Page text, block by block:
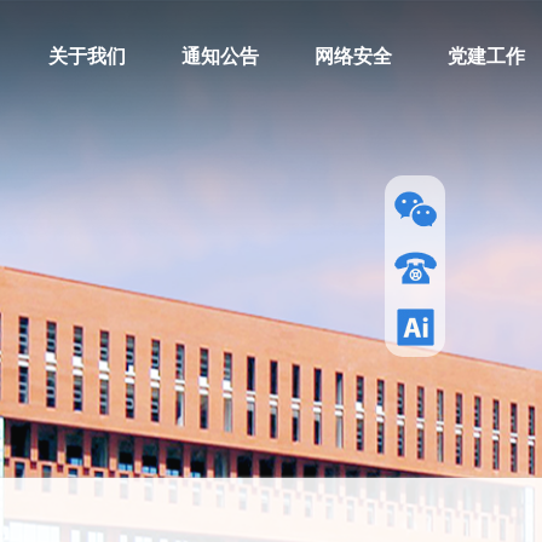
关于我们 通知公告 网络安全 党建工作